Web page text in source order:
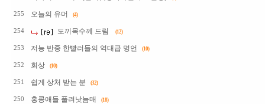
255 오늘의 유머 (4)
254 도끼목수께 드림 (12)
253 저능 반중 한빨러들의 역대급 명언 (10)
252 회상 (10)
251 쉽게 상처 받는 분 (32)
250 홍콩애들 풀려낫늠매 (18)